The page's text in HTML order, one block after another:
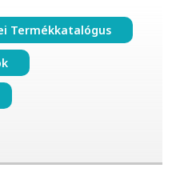
Termékkatalógus